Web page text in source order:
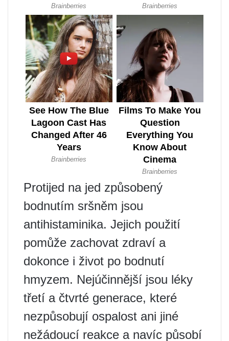
Protijed na jed způsobený
bodnutím sršněm jsou
antihistaminika. Jejich použití
pomůže zachovat zdraví a
dokonce i život po bodnutí
hmyzem. Nejúčinnější jsou léky
třetí a čtvrté generace, které
nezpůsobují ospalost ani jiné
nežádoucí reakce a navíc působí